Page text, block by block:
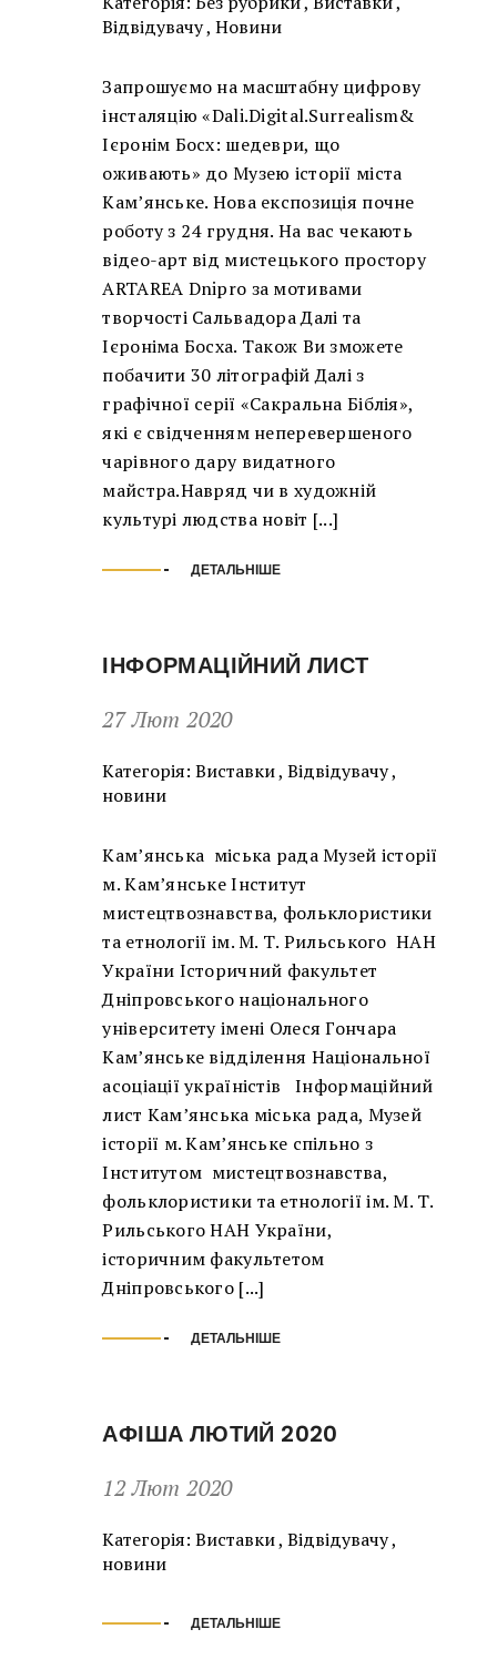
Відвідувачу,Новини
Запрошуємо на масштабну цифрову
інсталяцію «Dali.Digital.Surrealism&
Ієронім Босх: шедеври, що
оживають» до Музею історії міста
Кам’янське. Нова експозиція почне
роботу з 24 грудня. На вас чекають
відео-арт від мистецького простору
ARTAREA Dnipro за мотивами
творчості Сальвадора Далі та
Ієроніма Босха. Також Ви зможете
побачити 30 літографій Далі з
графічної серії «Сакральна Біблія»,
які є свідченням неперевершеного
чарівного дару видатного
майстра.Навряд чи в художній
культурі людства новіт [...]
ДЕТАЛЬНІШЕ
ІНФОРМАЦІЙНИЙ ЛИСТ
27 Лют 2020
Категорія: Виставки,Відвідувачу,
новини
Кам’янська міська рада Музей історії
м. Кам’янське Інститут
мистецтвознавства, фольклористики
та етнології ім. М. Т. Рильського НАН
України Історичний факультет
Дніпровського національного
університету імені Олеся Гончара
Кам’янське відділення Національної
асоціації україністів Інформаційний
лист Кам’янська міська рада, Музей
історії м. Кам’янське спільно з
Інститутом мистецтвознавства,
фольклористики та етнології ім. М. Т.
Рильського НАН України,
історичним факультетом
Дніпровського [...]
ДЕТАЛЬНІШЕ
АФІША ЛЮТИЙ 2020
12 Лют 2020
Категорія: Виставки,Відвідувачу,
новини
ДЕТАЛЬНІШЕ